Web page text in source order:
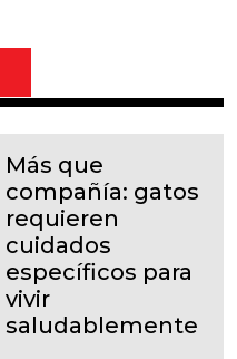
Más que
compañía: gatos
requieren
cuidados
específicos para
vivir
saludablemente